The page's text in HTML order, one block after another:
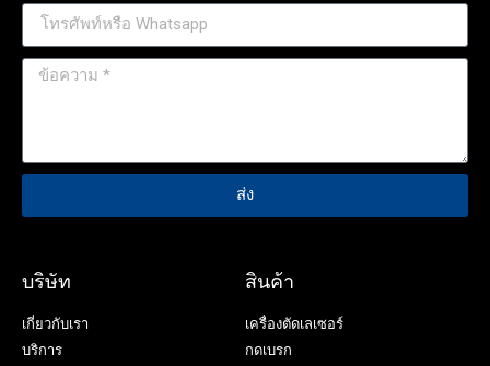
ส่ง
บริษัท
เกี่ยวกับเรา
บริการ
สินค้า
เครื่องตัดเลเซอร์
กดเบรก